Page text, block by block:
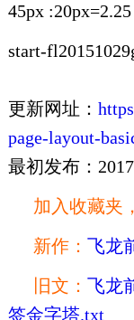
45px :20px=2.25
start-
更新网址：
page-layout-
最初发布：
加入收藏夹
新作： 飞龙
旧文： 飞龙
签金字塔.txt